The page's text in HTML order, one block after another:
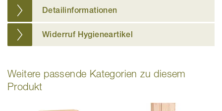
Detailinformationen
Widerruf Hygieneartikel
Weitere passende Kategorien zu diesem
Produkt